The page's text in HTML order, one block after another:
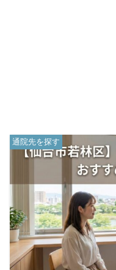
通院先を探す